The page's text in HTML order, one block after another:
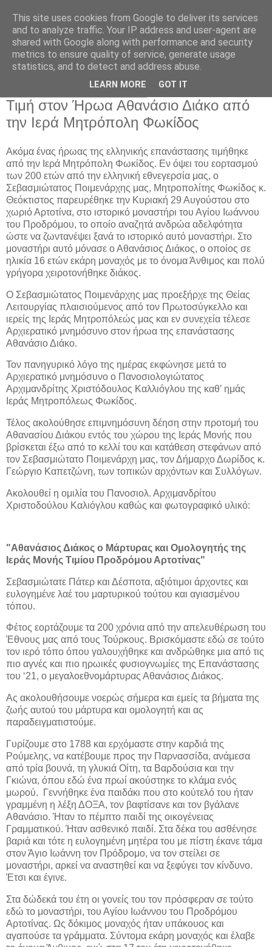
Αρχική Σελίδα
Τιμή στον Ήρωα Αθανάσιο Διάκο από
την Ιερά Μητρόπολη Φωκίδος
Ακόμα ένας ήρωας της ελληνικής επανάστασης τιμήθηκε
από την Ιερά Μητρόπολη Φωκίδος. Εν όψει του εορτασμού
των 200 ετών από την ελληνική εθνεγερσία μας, ο
Σεβασμιώτατος Ποιμενάρχης μας, Μητροπολίτης Φωκίδος κ.
Θεόκτιστος παρευρέθηκε την Κυριακή 29 Αυγούστου στο
χωριό Αρτοτίνα, στο ιστορικό μοναστήρι του Αγίου Ιωάννου
του Προδρόμου, το οποίο αναζητά ανδρώα αδελφότητα
ώστε να ζωντανέψει ξανά το ιστορικό αυτό μοναστήρι. Στο
μοναστήρι αυτό μόνασε ο Αθανάσιος Διάκος, ο οποίος σε
ηλικία 16 ετών εκάρη μοναχός με το όνομα Άνθιμος και πολύ
γρήγορα χειροτονήθηκε διάκος.
Ο Σεβασμιώτατος Ποιμενάρχης μας προεξήρχε της Θείας
Λειτουργίας πλαισιούμενος από τον Πρωτοσύγκελλο και
ιερείς της Ιεράς Μητροπόλεώς μας και εν συνεχεία τέλεσε
Αρχιερατικό μνημόσυνο στον ήρωα της επανάστασης
Αθανάσιο Διάκο.
Τον πανηγυρικό λόγο της ημέρας εκφώνησε μετά το
Αρχιερατικό μνημόσυνο ο Πανοσιολογιώτατος
Αρχιμανδρίτης Χριστόδουλος Καλλιόγλου της καθ’ ημάς
Ιεράς Μητροπόλεως Φωκίδος.
Τέλος ακολούθησε επιμνημόσυνη δέηση στην προτομή του
Αθανασίου Διάκου εντός του χώρου της Ιεράς Μονής που
βρίσκεται έξω από το κελλί του και κατάθεση στεφάνων από
τον Σεβασμιώτατο Ποιμενάρχη μας, τον Δήμαρχο Δωρίδος κ.
Γεώργιο Καπετζώνη, των τοπικών αρχόντων και Συλλόγων.
Ακολουθεί η ομιλία του Πανοσιολ. Αρχιμανδρίτου
Χριστοδούλου Καλιόγλου καθώς και φωτογραφικό υλικό:
"Αθανάσιος Διάκος ο Μάρτυρας και Ομολογητής της
Ιεράς Μονής Τιμίου Προδρόμου Αρτοτίνας"
Σεβασμιώτατε Πάτερ και Δέσποτα, αξιότιμοι άρχοντες και
ευλογημένε λαέ του μαρτυρικού τούτου και αγιασμένου
τόπου.
Φέτος εορτάζουμε τα 200 χρόνια από την απελευθέρωση του
Έθνους μας από τους Τούρκους. Βρισκόμαστε εδώ σε τούτο
τον ιερό τόπο όπου γαλουχήθηκε και ανδρώθηκε μια από τις
πιο αγνές και πιο ηρωικές φυσιογνωμίες της Επανάστασης
του ‘21, ο μεγαλοεθνομάρτυρας Αθανάσιος Διάκος.
Ας ακολουθήσουμε νοερώς σήμερα και εμείς τα βήματα της
ζωής αυτού του μάρτυρα και ομολογητή και ας
παραδειγματιστούμε.
Γυρίζουμε στο 1788 και ερχόμαστε στην καρδιά της
Ρούμελης, να κατέβουμε προς την Παρνασσίδα, ανάμεσα
από τρία βουνά, τη γλυκιά Οίτη, τα Βαρδούσια και την
Γκιώνα, όπου εδώ ένα πρωί ακούστηκε το κλάμα ενός
μωρού.
Γεννήθηκε ένα παιδάκι που στο κούτελό του ήταν
γραμμένη η λέξη ΔΟΞΑ, τον βαφτίσανε και τον βγάλανε
Αθανάσιο. Ήταν το πέμπτο παιδί της οικογένειας
Γραμματικού. Ήταν ασθενικό παιδί. Στα δέκα του ασθένησε
βαριά και τότε η ευλογημένη μητέρα του με πίστη έκανε τάμα
στον Άγιο Ιωάννη τον Πρόδρομο, να τον στείλει σε
μοναστήρι, αρκεί να αναστηθεί και να ξεφύγει τον κίνδυνο.
Έτσι και έγινε.
Στα δώδεκά του έτη οι γονείς του τον πρόσφεραν σε τούτο
εδώ το μοναστήρι, του Αγίου Ιωάννου του Προδρόμου
Αρτοτίνας. Ως δόκιμος μοναχός ήταν υπάκουος και
αγαπούσε τα γράμματα. Σύντομα εκάρη μοναχός και έλαβε
This site uses cookies from Google to deliver its services
and to analyze traffic. Your IP address and user-agent are
shared with Google along with performance and security
metrics to ensure quality of service, generate usage
statistics, and to detect and address abuse.
LEARN MORE GOT IT